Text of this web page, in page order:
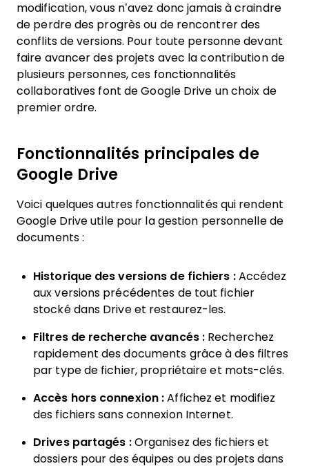
modification, vous n’avez donc jamais à craindre
de perdre des progrès ou de rencontrer des
conflits de versions. Pour toute personne devant
faire avancer des projets avec la contribution de
plusieurs personnes, ces fonctionnalités
collaboratives font de Google Drive un choix de
premier ordre.
Fonctionnalités principales de
Google Drive
Voici quelques autres fonctionnalités qui rendent
Google Drive utile pour la gestion personnelle de
documents :
Historique des versions de fichiers :Accédez
aux versions précédentes de tout fichier
stocké dans Drive et restaurez-les.
Filtres de recherche avancés : Recherchez
rapidement des documents grâce à des filtres
par type de fichier, propriétaire et mots-clés.
Accès hors connexion : Affichez et modifiez
des fichiers sans connexion Internet.
Drives partagés :Organisez des fichiers et
dossiers pour des équipes ou des projets dans